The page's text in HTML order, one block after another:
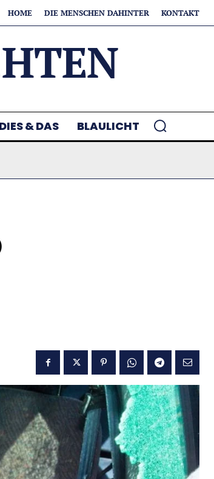
HOME DIE MENSCHEN DAHINTER KONTAKT
DIES & DAS BLAULICHT